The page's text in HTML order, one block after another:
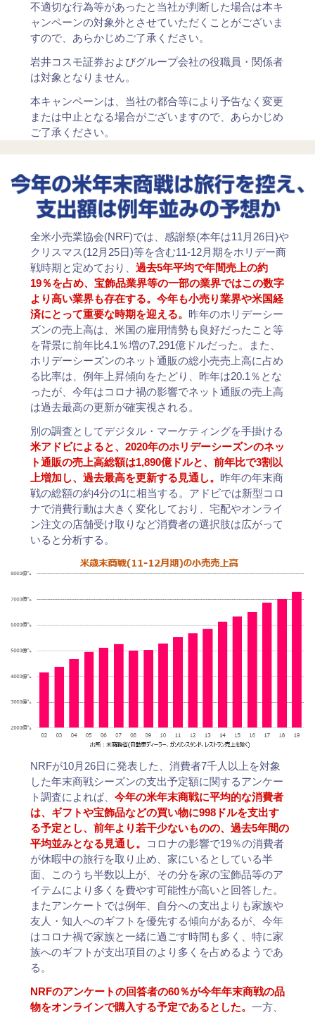
不適切な行為等があったと当社が判断した場合は本キ
ャンペーンの対象外とさせていただくことがございま
すので、あらかじめご了承ください。
岩井コスモ証券およびグループ会社の役職員・関係者
は対象となりません。
本キャンペーンは、当社の都合等により予告なく変更
または中止となる場合がございますので、あらかじめ
ご了承ください。
全米小売業協会(NRF)では、感謝祭(本年は11月26日)や
クリスマス(12月25日)等を含む11-12月期をホリデー商
戦時期と定めており、過去5年平均で年間売上の約
19％を占め、宝飾品業界等の一部の業界ではこの数字
より高い業界も存在する。今年も小売り業界や米国経
済にとって重要な時期を迎える。 昨年のホリデーシー
ズンの売上高は、米国の雇用情勢も良好だったこと等
を背景に前年比4.1％増の7,291億ドルだった。また、
ホリデーシーズンのネット通販の総小売売上高に占め
る比率は、例年上昇傾向をたどり、昨年は20.1％とな
ったが、今年はコロナ禍の影響でネット通販の売上高
は過去最高の更新が確実視される。
別の調査としてデジタル・マーケティングを手掛ける
米アドビによると、2020年のホリデーシーズンのネッ
ト通販の売上高総額は1,890億ドルと、前年比で3割以
上増加し、過去最高を更新する見通し。 昨年の年末商
戦の総額の約4分の1に相当する。アドビでは新型コロ
ナで消費行動は大きく変化しており、宅配やオンライ
ン注文の店舗受け取りなど消費者の選択肢は広がって
いると分析する。
NRFが10月26日に発表した、消費者7千人以上を対象
した年末商戦シーズンの支出予定額に関するアンケー
ト調査によれば、今年の米年末商戦に平均的な消費者
は、ギフトや宝飾品などの買い物に998ドルを支出す
る予定とし、前年より若干少ないものの、過去5年間の
平均並みとなる見通し。 コロナの影響で19％の消費者
が休暇中の旅行を取り止め、家にいるとしている半
面、このうち半数以上が、その分を家の宝飾品等のア
イテムにより多くを費やす可能性が高いと回答した。
またアンケートでは例年、自分への支出よりも家族や
友人・知人へのギフトを優先する傾向があるが、今年
はコロナ禍で家族と一緒に過ごす時間も多く、特に家
族へのギフトが支出項目のより多くを占めるようであ
る。
NRFのアンケートの回答者の60％が今年年末商戦の品
物をオンラインで購入する予定であるとした。一方、